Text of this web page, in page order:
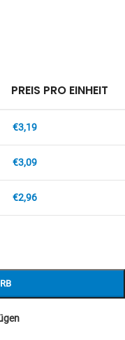
PREIS PRO EINHEIT
€3,19
€3,09
€2,96